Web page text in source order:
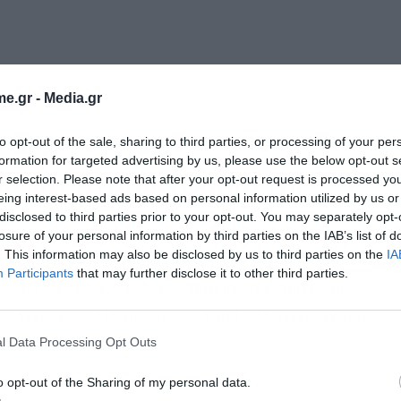
- Media.gr
opt-out of the sale, sharing to third parties, or processing of your
for targeted advertising by us, please use the below opt-out
selection. Please note that after your opt-out request is processed
interest-based ads based on personal information utilized by us
to third parties prior to your opt-out. You may separately
of your personal information by third parties on the IAB’s list of
This information may also be disclosed by us to third parties on the
Participants that may further disclose it to other third parties.
Data Processing Opt Outs
opt-out of the Sharing of my personal data.
για τη συνεργασία της
ένα νέο ορόσημο σηματοδοτεί την
με την ελληνική εταιρεία να εισέρχεται
Χερσαίων Πλατφορμών του Γαλλογερμανικού